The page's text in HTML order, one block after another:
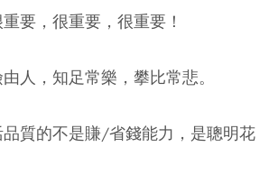
要，很重要，很重要！
人，知足常樂，攀比常悲。
質的不是賺/省錢能力，是聰明花